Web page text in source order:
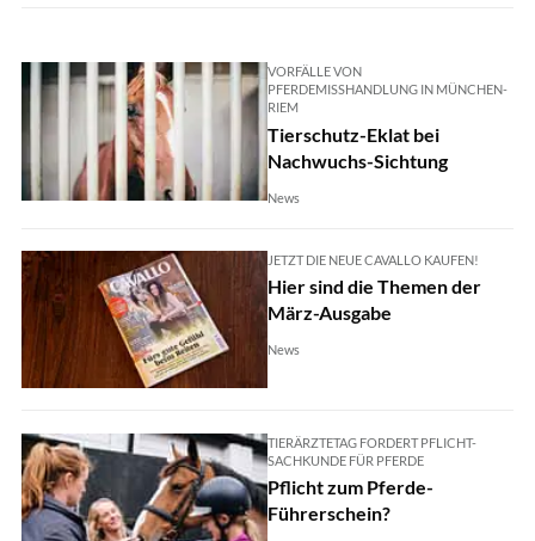
VORFÄLLE VON
PFERDEMISSHANDLUNG IN MÜNCHEN-
RIEM
Tierschutz-Eklat bei
Nachwuchs-Sichtung
News
JETZT DIE NEUE CAVALLO KAUFEN!
Hier sind die Themen der
März-Ausgabe
News
TIERÄRZTETAG FORDERT PFLICHT-
SACHKUNDE FÜR PFERDE
Pflicht zum Pferde-
Führerschein?